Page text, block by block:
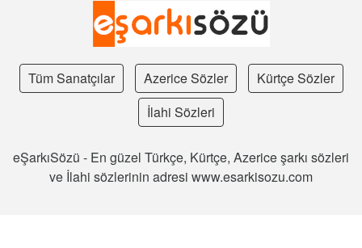
Tüm Sanatçılar Azerice Sözler
Kürtçe Sözler
İlahi Sözleri
eŞarkıSözü - En güzel Türkçe, Kürtçe, Azerice şarkı sözleri
ve İlahi sözlerinin adresi www.esarkisozu.com